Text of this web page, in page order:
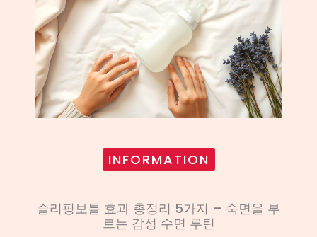
INFORMATION
슬리핑보틀 효과 총정리 5가지 – 숙면을 부
르는 감성 수면 루틴